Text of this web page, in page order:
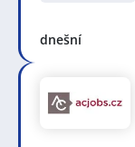
dnešní